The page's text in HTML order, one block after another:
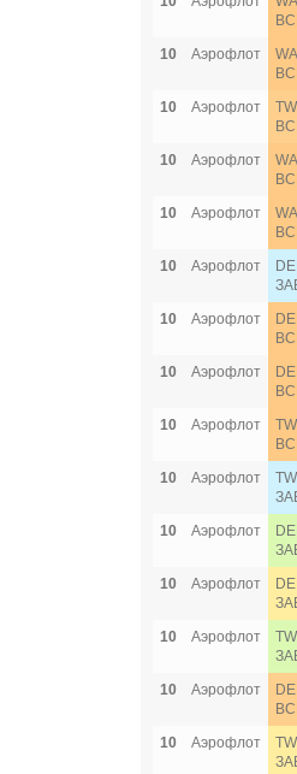
10
Аэрофлот
10
Аэрофлот
10
Аэрофлот
10
Аэрофлот
10
Аэрофлот
10
Аэрофлот
10
Аэрофлот
10
Аэрофлот
10
Аэрофлот
10
Аэрофлот
10
Аэрофлот
10
Аэрофлот
10
Аэрофлот
10
Аэрофлот